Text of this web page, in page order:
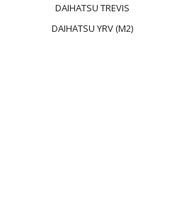
DAIHATSU TREVIS
DAIHATSU YRV (M2)